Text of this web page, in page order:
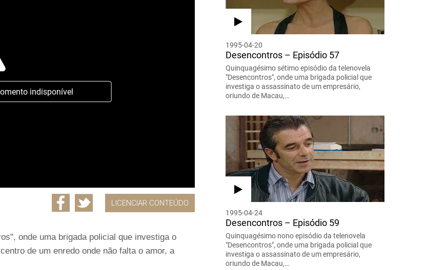
indisponível
LICENCIAR CONTEÚDO
onde uma brigada policial que investiga o
de um enredo onde não falta o amor, a
1995-04-20
Desencontros – Episódio 57
Quinquagésimo sétimo episódio da telenovela
"Desencontros", onde uma brigada policial que
investiga o assassinato de um empresário,
oriundo de Macau,…
1995-04-24
Desencontros – Episódio 59
Quinquagésimo nono episódio da telenovela
"Desencontros", onde uma brigada policial que
investiga o assassinato de um empresário,
oriundo de Macau,…